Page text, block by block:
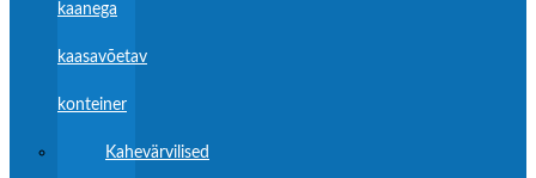
kaanega
kaasavõetav
konteiner
Kahevärvilised